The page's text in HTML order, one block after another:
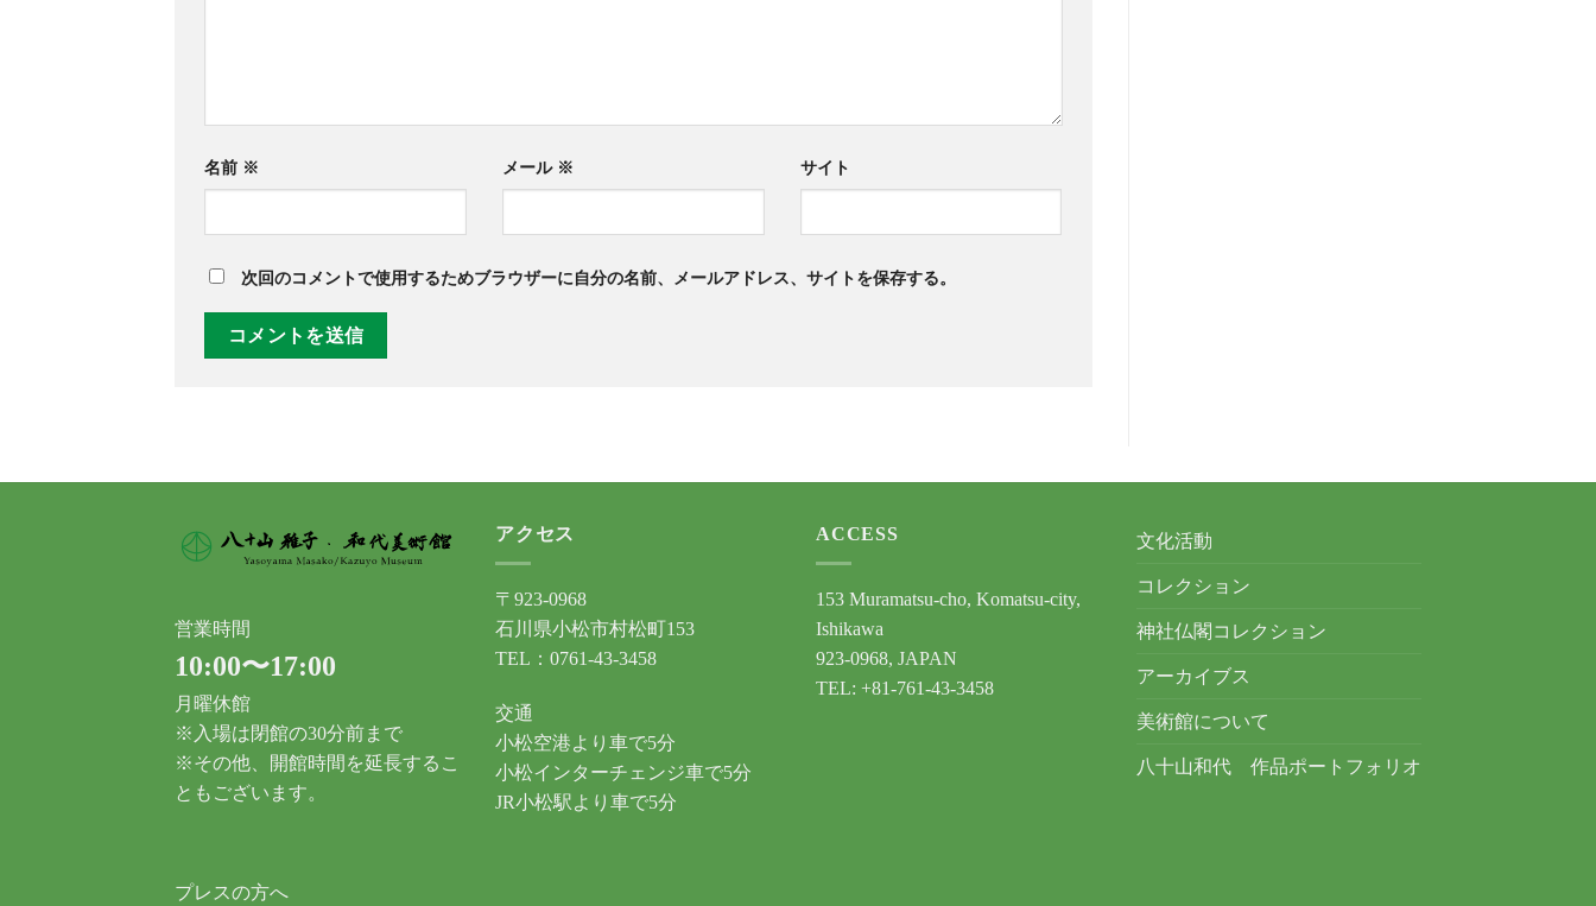
名前 ※ メール ※ サイト
次回のコメントで使用するためブラウザーに自分の名前、メールアドレス、サイトを保存する。
営業時間
10:00〜17:00
月曜休館
※入場は閉館の30分前まで
※その他、開館時間を延長するこ
ともございます。
アクセス
〒923-0968
石川県小松市村松町153
TEL：0761-43-3458
交通
小松空港より車で5分
小松インターチェンジ車で5分
JR小松駅より車で5分
ACCESS
153 Muramatsu-cho, Komatsu-city,
Ishikawa
923-0968, JAPAN
TEL: +81-761-43-3458
文化活動
コレクション
神社仏閣コレクション
アーカイブス
美術館について
八十山和代 作品ポートフォリオ
プレスの方へ